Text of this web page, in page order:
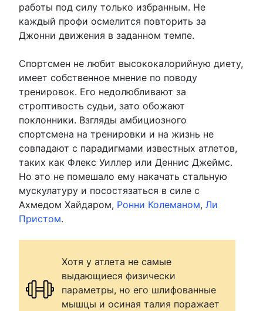
работы под силу только избранным. Не
каждый профи осмелится повторить за
Джонни движения в заданном темпе.
Спортсмен не любит высококалорийную диету,
имеет собственное мнение по поводу
тренировок. Его недолюбливают за
строптивость судьи, зато обожают
поклонники. Взгляды амбициозного
спортсмена на тренировки и на жизнь не
совпадают с парадигмами известных атлетов,
таких как Флекс Уиллер или Деннис Джеймс.
Но это не помешало ему накачать стальную
мускулатуру и посостязаться в силе с
Ахмедом Хайдаром, Ронни Колеманом, Ли
Пристом.
Хотя у атлета не самые
выдающиеся физически
параметры, но его шлифованные
мышцы и осиная талия поражает